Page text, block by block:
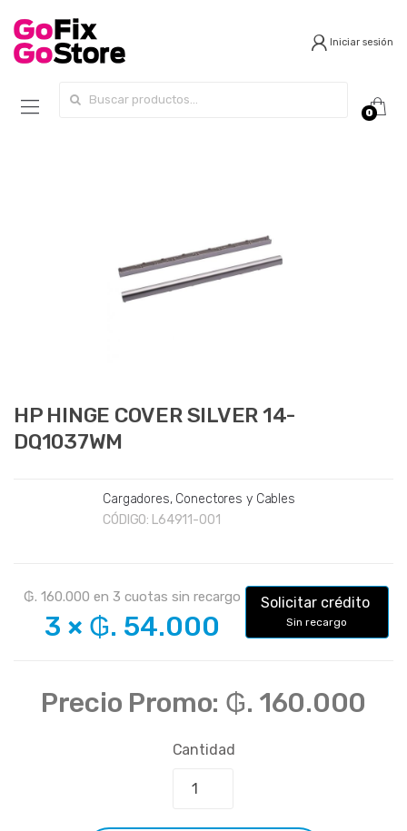
Iniciar sesión
0
HP HINGE COVER SILVER 14-
DQ1037WM
Cargadores, Conectores y Cables
CÓDIGO: L64911-001
₲. 160.000 en 3 cuotas sin recargo
3 × ₲. 54.000
Solicitar crédito
Sin recargo
Precio Promo: ₲. 160.000
Cantidad